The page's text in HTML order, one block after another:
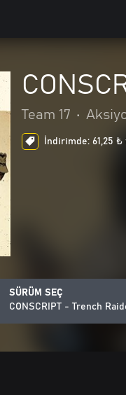
Team 17 •
İndirimde: 61,25
SÜRÜM SEÇ
CONSCRIPT - Trench